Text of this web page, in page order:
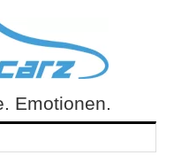
Emotionen.